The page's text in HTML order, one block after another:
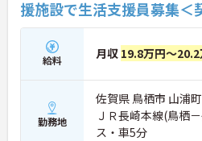
援施設で生活支援員募集＜
給料 月収 19.8万円～20.2
勤務地
佐賀県 鳥栖市 山浦
ＪＲ長崎本線(鳥栖
ス・車5分